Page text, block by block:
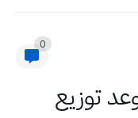
0
توزيع